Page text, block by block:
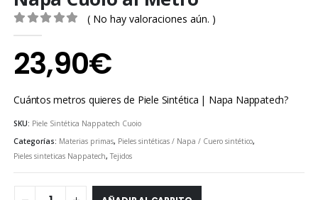
0out of 5
( No hay valoraciones aún. )
23,90€
Cuántos metros quieres de Piele Sintética | Napa Nappatech?
SKU: Piele Sintética Nappatech Cuoio
Categorías: Materias primas, Pieles sintéticas / Napa / Cuero sintético,
Pieles sinteticas Nappatech,Tejidos